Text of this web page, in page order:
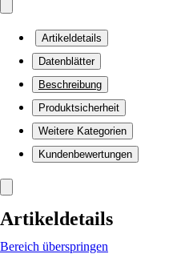
Artikeldetails
Datenblätter
Beschreibung
Produktsicherheit
Weitere Kategorien
Kundenbewertungen
Artikeldetails
Bereich überspringen